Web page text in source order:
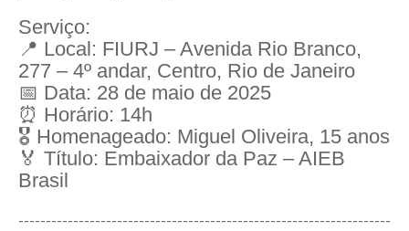
Serviço:
📍 Local: FIURJ – Avenida Rio Branco,
277 – 4º andar, Centro, Rio de Janeiro
📅 Data: 28 de maio de 2025
⏰ Horário: 14h
🎖️ Homenageado: Miguel Oliveira, 15 anos
🏅 Título: Embaixador da Paz – AIEB
Brasil
--------------------------------------------------------------------